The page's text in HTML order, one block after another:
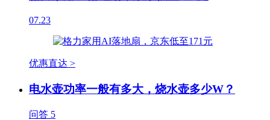
07.23
优惠直达 >
电水壶功率一般有多大，烧水壶多少W？
问答 5